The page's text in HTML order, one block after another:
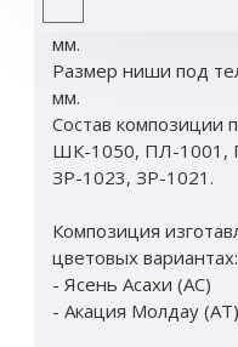
Габаритные
мм.
Размер ниши под
мм.
Состав
ШК-1050, ПЛ-1001,
ЗР-1023, ЗР-1021.
Композиция
цветовых вариантах:
- Ясень Асахи (АС)
- Акация Молдау (АТ)